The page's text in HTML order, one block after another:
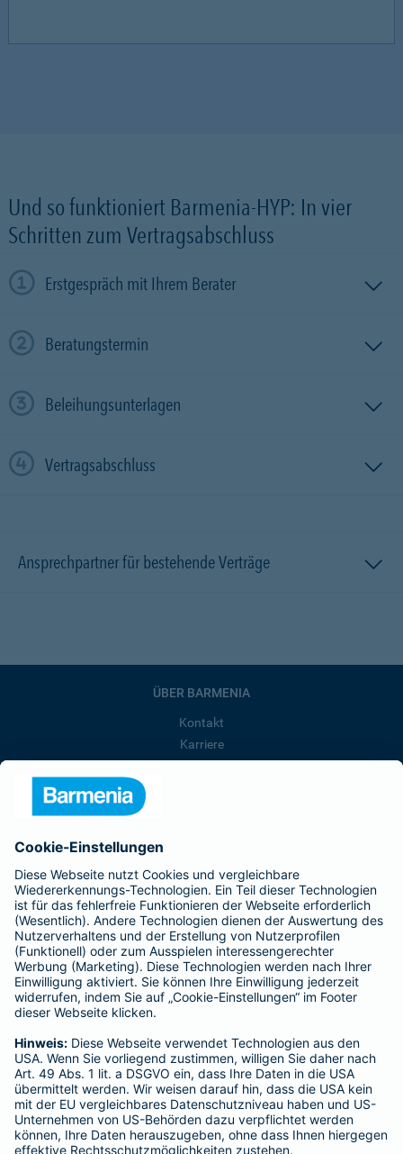
Und so funktioniert Barmenia-HYP: In vier
Schritten zum Vertragsabschluss
Erstgespräch mit Ihrem Berater
Beratungstermin
Beleihungsunterlagen
Vertragsabschluss
Ansprechpartner für bestehende Verträge
ÜBER BARMENIA
Kontakt
Karriere
Barmenia ist Teil der BarmeniaGothaer
BELIEBTE SEITEN
Kranken-Zusatzversicherung
Tierversicherungen
Haftpflichtversicherung
Hausratversicherung
Adresse ändern
Schaden melden
Kilometerstandsmeldung
Serviceübersicht